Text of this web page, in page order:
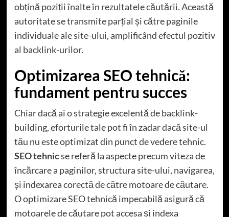
obțină poziții înalte în rezultatele căutării. Această
autoritate se transmite parțial și către paginile
individuale ale site-ului, amplificând efectul pozitiv
al backlink-urilor.
Optimizarea SEO tehnică:
fundament pentru succes
Chiar dacă ai o strategie excelentă de backlink-
building, eforturile tale pot fi în zadar dacă site-ul
tău nu este optimizat din punct de vedere tehnic.
SEO tehnicse referă la aspecte precum viteza de
încărcare a paginilor, structura site-ului, navigarea,
și indexarea corectă de către motoare de căutare.
O optimizare SEO tehnică impecabilă asigură că
motoarele de căutare pot accesa și indexa